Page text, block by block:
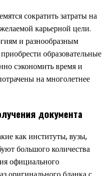
сократить затраты на
карьерной цели.
и разнообразным
образовательные
сэкономить время и
на многолетнее
документа
как институты, вузы,
большого количества
официального